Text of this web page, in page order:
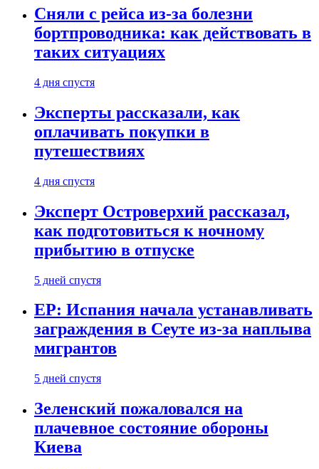
Сняли с рейса из-за болезни
бортпроводника: как действовать в
таких ситуациях
4 дня спустя
Эксперты рассказали, как
оплачивать покупки в
путешествиях
4 дня спустя
Эксперт Островерхий рассказал,
как подготовиться к ночному
прибытию в отпуске
5 дней спустя
EP: Испания начала устанавливать
заграждения в Сеуте из-за наплыва
мигрантов
5 дней спустя
Зеленский пожаловался на
плачевное состояние обороны
Киева